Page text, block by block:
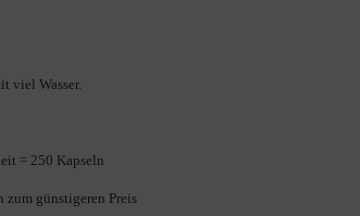
viel Wasser.
= 250 Kapseln
zum günstigeren Preis